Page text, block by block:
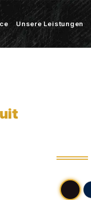
Unsere Leistungen